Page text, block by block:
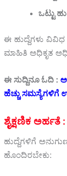
ಒಟ್ಟು
ಈ ಹುದ್ದೆಗಳು
ಮಾಹಿತಿ ಅಧಿಕೃತ
ಈ ಸುದ್ದಿನೂ ಓದಿ :
ಹೆಚ್ಚು
ಶೈಕ್ಷಣಿಕ ಅರ್ಹತೆ :
ಹುದ್ದೆಗಳಿಗೆ
ಹೊಂದಿರಬೇಕು: